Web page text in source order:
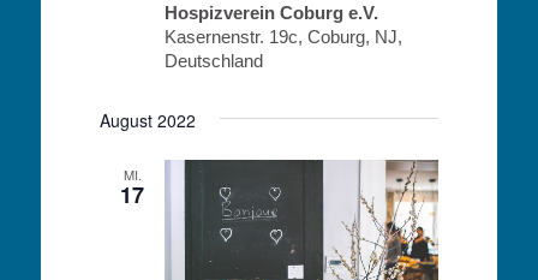
Hospizverein Coburg e.V.
Kasernenstr. 19c, Coburg, NJ,
Deutschland
August 2022
MI.
17